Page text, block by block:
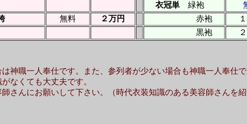
衣冠単 緑袍
無料 ２万円 赤袍
黒袍
神職一人奉仕です。また、参列者が少ない場合も神職一人奉仕で
なくても大丈夫です。
さんにお願いして下さい。（時代衣装知識のある美容師さんを